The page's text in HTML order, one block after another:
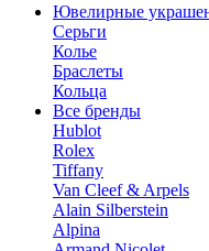
Ювелирные
Серьги
Колье
Браслеты
Кольца
Все бренды
Hublot
Rolex
Tiffany
Van Cleef & Arpels
Alain Silberstein
Alpina